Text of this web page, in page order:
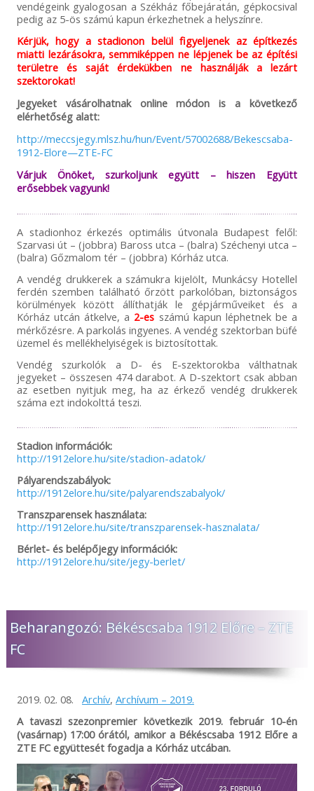
vendégeink gyalogosan a Székház főbejáratán, gépkocsival
pedig az 5-ös számú kapun érkezhetnek a helyszínre.
Kérjük, hogy a stadionon belül figyeljenek az építkezés
miatti lezárásokra, semmiképpen ne lépjenek be az építési
területre és saját érdekükben ne használják a lezárt
szektorokat!
Jegyeket vásárolhatnak online módon is a következő
elérhetőség alatt:
http://meccsjegy.mlsz.hu/hun/Event/57002688/Bekescsaba-
1912-Elore—ZTE-FC
Várjuk Önöket, szurkoljunk együtt – hiszen Együtt
erősebbek vagyunk!
A stadionhoz érkezés optimális útvonala Budapest felől:
Szarvasi út – (jobbra) Baross utca – (balra) Széchenyi utca –
(balra) Gőzmalom tér – (jobbra) Kórház utca.
A vendég drukkerek a számukra kijelölt, Munkácsy Hotellel
ferdén szemben található őrzött parkolóban, biztonságos
körülmények között állíthatják le gépjárműveiket és a
Kórház utcán átkelve, a 2-es számú kapun léphetnek be a
mérkőzésre. A parkolás ingyenes. A vendég szektorban büfé
üzemel és mellékhelyiségek is biztosítottak.
Vendég szurkolók a D- és E-szektorokba válthatnak
jegyeket – összesen 474 darabot. A D-szektort csak abban
az esetben nyitjuk meg, ha az érkező vendég drukkerek
száma ezt indokolttá teszi.
Stadion információk:
http://1912elore.hu/site/stadion-adatok/
Pályarendszabályok:
http://1912elore.hu/site/palyarendszabalyok/
Transzparensek használata:
http://1912elore.hu/site/transzparensek-hasznalata/
Bérlet- és belépőjegy információk:
http://1912elore.hu/site/jegy-berlet/
Beharangozó: Békéscsaba 1912 Előre – ZTE
FC
2019. 02. 08. Archív, Archívum – 2019.
A tavaszi szezonpremier következik 2019. február 10-én
(vasárnap) 17:00 órától, amikor a Békéscsaba 1912 Előre a
ZTE FC együttesét fogadja a Kórház utcában.